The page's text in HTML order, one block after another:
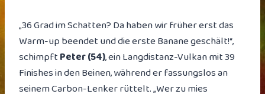
„36 Grad im Schatten? Da haben wir früher erst das
Warm-up beendet und die erste Banane geschält!“,
schimpftPeter (54), ein Langdistanz-Vulkan mit 39
Finishes in den Beinen, während er fassungslos an
seinem Carbon-Lenker rüttelt. „Wer zu mies